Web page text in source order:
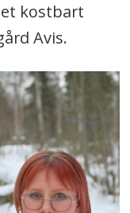
kostbart
Avis.